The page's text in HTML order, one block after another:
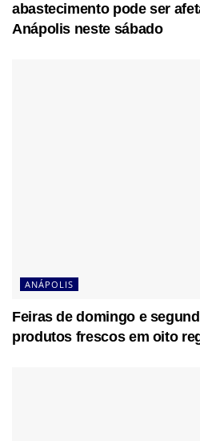
abastecimento pode ser
Anápolis neste sábado
ANÁPOLIS
Feiras de domingo e
produtos frescos em oito